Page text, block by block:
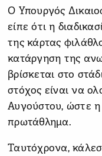
Ο Υπουργός
είπε ότι η
της κάρτας
κατάργηση της
βρίσκεται στο
στόχος είναι να
Αυγούστου, ώστε η
πρωτάθλημα.
Ταυτόχρονα,